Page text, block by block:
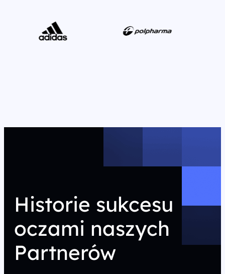
Historie sukcesu
oczami naszych
Partnerów